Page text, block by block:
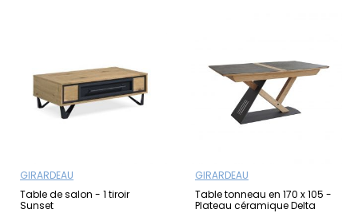
GIRARDEAU
Table de salon - 1 tiroir
Sunset
GIRARDEAU
Table tonneau en 170 x 105 -
Plateau céramique Delta